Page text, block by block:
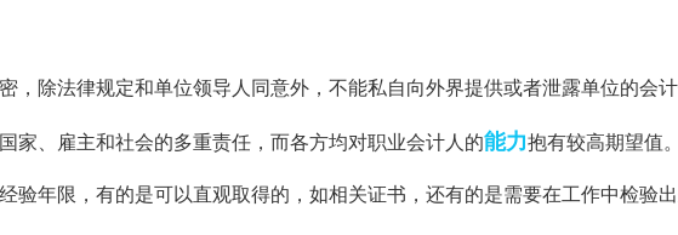
，除法律规定和单位领导人同意外，不能私自向外界提供或者泄露单位的会计
家、雇主和社会的多重责任，而各方均对职业会计人的能力抱有较高期望值。
验年限，有的是可以直观取得的，如相关证书，还有的是需要在工作中检验